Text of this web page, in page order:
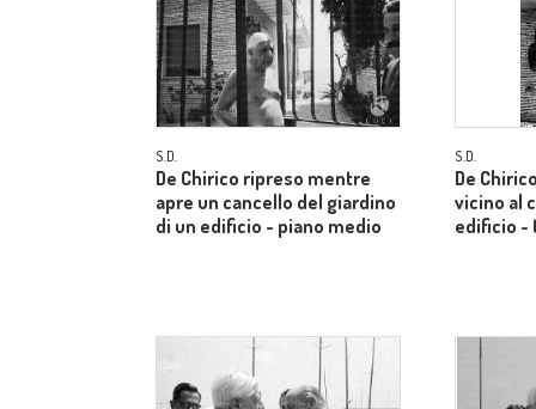
S.D.
De Chirico ripreso mentre
apre un cancello del giardino
di un edificio - piano medio
S.D.
De
vicino al
edificio -